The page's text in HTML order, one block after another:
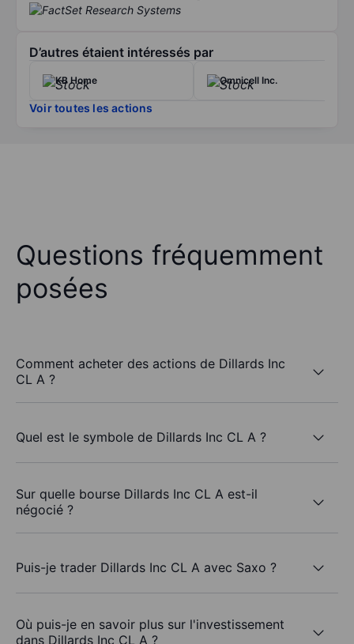
D’autres étaient intéressés par
KB Home Omnicell Inc.
Voir toutes les actions
Questions fréquemment
posées
Comment acheter des actions de Dillards Inc
CL A ?
Quel est le symbole de Dillards Inc CL A ?
Sur quelle bourse Dillards Inc CL A est-il
négocié ?
Puis-je trader Dillards Inc CL A avec Saxo ?
Où puis-je en savoir plus sur l'investissement
dans Dillards Inc CL A ?